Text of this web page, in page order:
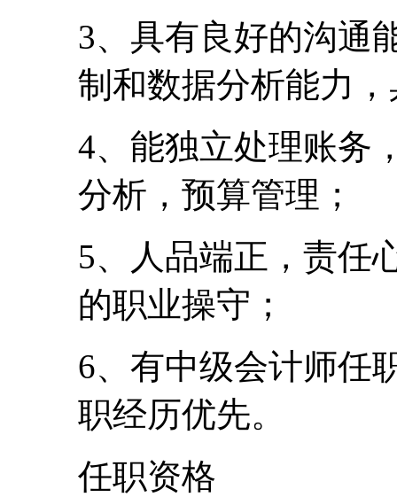
3、具有良好的沟通
制和数据分析能力
4、能独立处理账务
分析，预算管理；
5、人品端正，责任
的职业操守；
6、有中级会计师任
职经历优先。
任职资格